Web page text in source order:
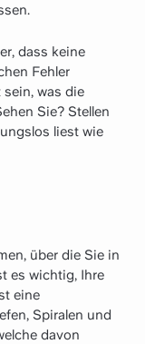
dass keine
Fehler
was die
Sie? Stellen
liest wie
über die Sie in
es wichtig, Ihre
eine
Spiralen und
davon